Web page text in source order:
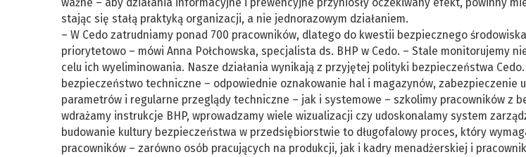
stając się stałą praktyką organizacji, a nie jednorazowym działaniem.
– W Cedo zatrudniamy ponad 700 pracowników, dlatego do kwestii bezpiecznego
priorytetowo – mówi Anna Połchowska, specjalista ds. BHP w Cedo. – Stale monitorujemy
celu ich wyeliminowania. Nasze działania wynikają z przyjętej polityki bezpieczeństwa
bezpieczeństwo techniczne – odpowiednie oznakowanie hal i magazynów, zabezpieczenie
parametrów i regularne przeglądy techniczne – jak i systemowe – szkolimy pracowników z
wdrażamy instrukcje BHP, wprowadzamy wiele wizualizacji czy udoskonalamy system
budowanie kultury bezpieczeństwa w przedsiębiorstwie to długofalowy proces, który
pracowników – zarówno osób pracujących na produkcji, jak i kadry menadżerskiej i